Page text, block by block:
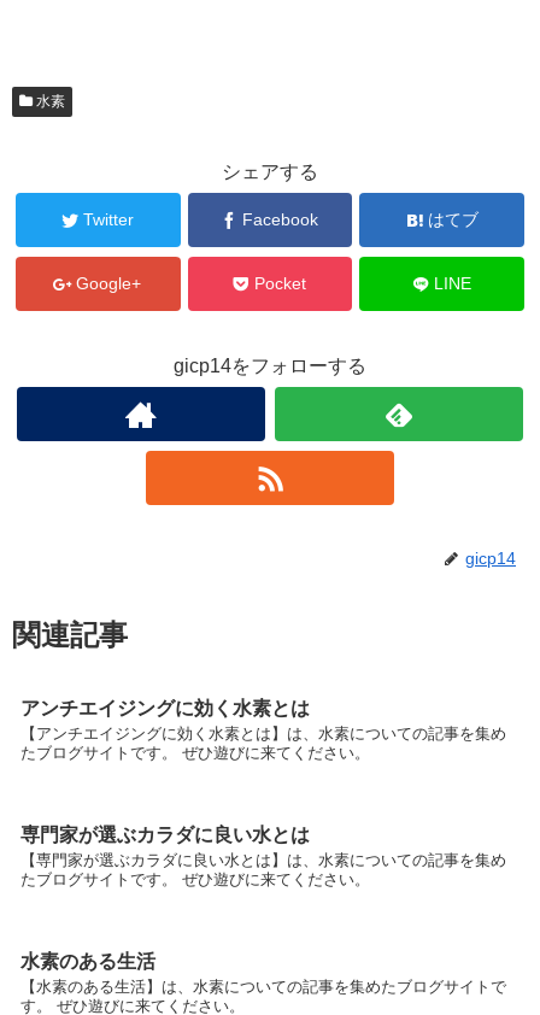
水素
シェアする
Twitter Facebook はてブ
Google+ Pocket LINE
gicp14をフォローする
gicp14
関連記事
アンチエイジングに効く水素とは
【アンチエイジングに効く水素とは】は、水素についての記事を集め
たブログサイトです。 ぜひ遊びに来てください。
専門家が選ぶカラダに良い水とは
【専門家が選ぶカラダに良い水とは】は、水素についての記事を集め
たブログサイトです。 ぜひ遊びに来てください。
水素のある生活
【水素のある生活】は、水素についての記事を集めたブログサイトで
す。 ぜひ遊びに来てください。